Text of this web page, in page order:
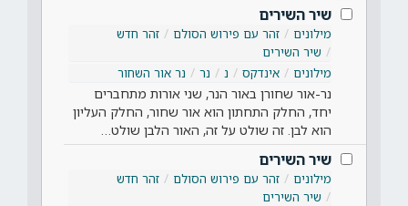
שיר השירים
מילונים זהר עם פירוש הסולם
זהר חדש
שיר השירים
מילונים
אינדקס נ נר נר אור השחור
נר-אור שחורן באור הנר, שני אורות מתחברים
יחד, החלק התחתון הוא אור שחור, החלק העליון
הוא לבן. זה שולט על זה, האור הלבן שולט…
שיר השירים
מילונים זהר עם פירוש הסולם
זהר חדש
שיר השירים